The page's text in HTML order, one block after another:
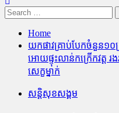
Search
for:
Home
យកផាវគ្រាប់បែកចំនួន១
អោយផ្ទុះលាន់កក្រើកវត្ត
សេក្ខម្នាក់
សន្តិសុខសង្គម